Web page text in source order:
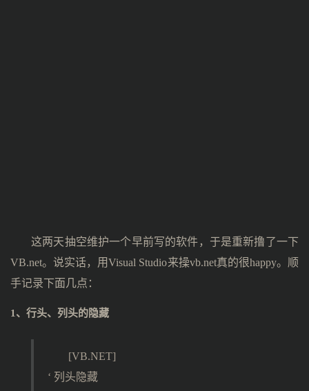
这两天抽空维护一个早前写的软件，于是重新撸了一下
VB.net。说实话，用Visual Studio来操vb.net真的很happy。顺
手记录下面几点：
1、行头、列头的隐藏
[VB.NET]
‘ 列头隐藏